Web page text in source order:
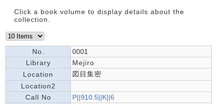
Click a book volume to display details about the
collection.
No.
0001
Library
Mejiro
Location
図目集密
Location2
Call No
P||910.5||K||6